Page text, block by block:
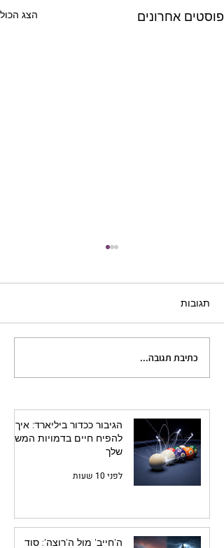
פוסטים אחרונים הצג הכול
ה'חייב' מול ה'רוצה': סוד
השינוי העמוק בדמות
תגובות
כתיבת תגובה...
הגיבור ככדור ביליארד: איך
להפיח חיים בדמויות המשנה
שלך
לפני 10 שעות
ה'חייב' מול ה'רוצה': סוד